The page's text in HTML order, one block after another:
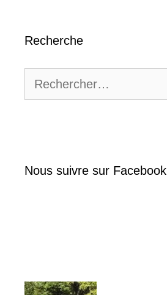
Recherche
Nous suivre sur Facebook